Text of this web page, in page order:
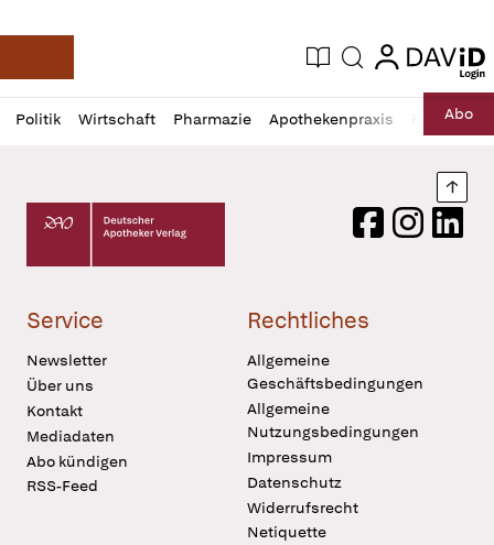
Deutsche Apotheker Zeitung
Aktuelle Ausgabe
Suche login
login
Politik Wirtschaft Pharmazie Apothekenpraxis RechtAbo
Profil
öffnen
Daz
Pur
Deutscher Apotheker Verlag Logo
FacebookInstagram
Service
Newsletter
Über uns
Kontakt
Mediadaten
Abo kündigen
RSS-Feed
Rechtliches
Allgemeine
Geschäftsbedingungen
Allgemeine
Nutzungsbedingungen
Impressum
Datenschutz
Widerrufsrecht
Netiquette